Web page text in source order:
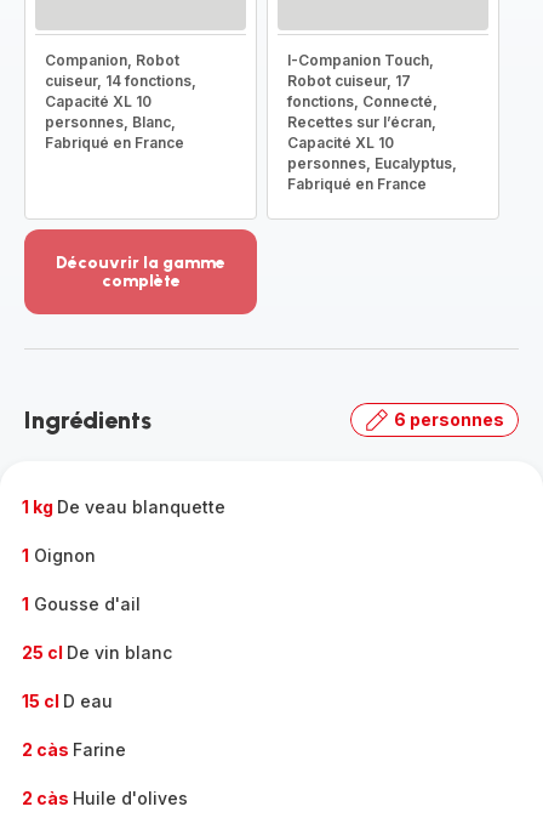
Companion, Robot
cuiseur, 14 fonctions,
Capacité XL 10
personnes, Blanc,
Fabriqué en France
I-Companion Touch,
Robot cuiseur, 17
fonctions, Connecté,
Recettes sur l’écran,
Capacité XL 10
personnes, Eucalyptus,
Fabriqué en France
Découvrir la gamme
complète
-
gamme
Ingrédients 6 personnes
1 kg De veau blanquette
1 Oignon
1 Gousse d'ail
25 cl De vin blanc
15 cl D eau
2 càs Farine
2 càs Huile d'olives